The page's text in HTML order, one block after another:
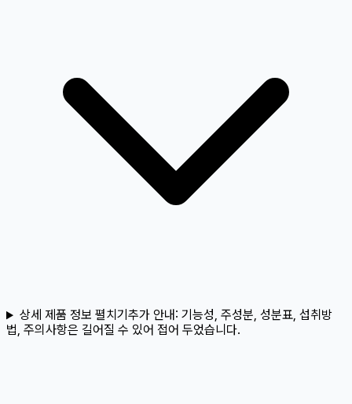
상세 제품 정보 펼치기 추가 안내: 기능성, 주성분, 성분표, 섭취방
법, 주의사항은 길어질 수 있어 접어 두었습니다.